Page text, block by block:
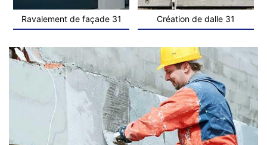
Ravalement de façade 31 Création de dalle 31